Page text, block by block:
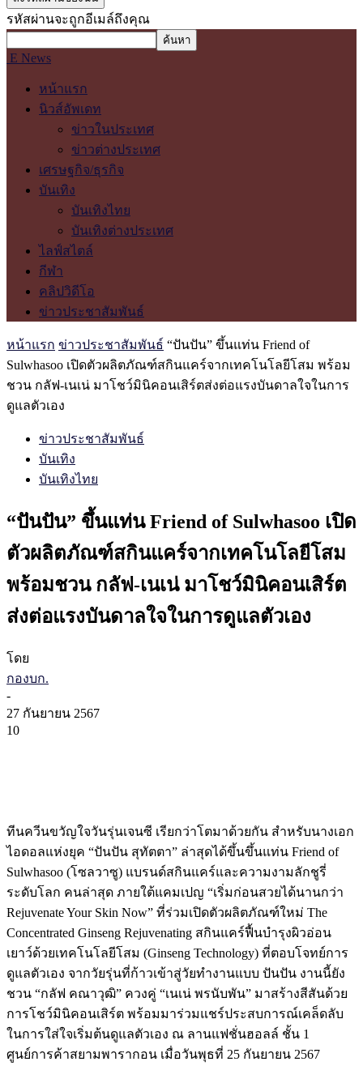
รหัสผ่านจะถูกอีเมล์ถึงคุณ
E News
หน้าแรก
นิวส์อัพเดท
ข่าวในประเทศ
ข่าวต่างประเทศ
เศรษฐกิจ/ธุรกิจ
บันเทิง
บันเทิงไทย
บันเทิงต่างประเทศ
ไลฟ์สไตล์
กีฬา
คลิปวิดีโอ
ข่าวประชาสัมพันธ์
หน้าแรก ข่าวประชาสัมพันธ์ “ปันปัน” ขึ้นแท่น Friend of
Sulwhasoo เปิดตัวผลิตภัณฑ์สกินแคร์จากเทคโนโลยีโสม พร้อม
ชวน กลัฟ-เนเน่ มาโชว์มินิคอนเสิร์ตส่งต่อแรงบันดาลใจในการ
ดูแลตัวเอง
ข่าวประชาสัมพันธ์
บันเทิง
บันเทิงไทย
“ปันปัน” ขึ้นแท่น Friend of Sulwhasoo เปิด
ตัวผลิตภัณฑ์สกินแคร์จากเทคโนโลยีโสม
พร้อมชวน กลัฟ-เนเน่ มาโชว์มินิคอนเสิร์ต
ส่งต่อแรงบันดาลใจในการดูแลตัวเอง
โดย
กองบก.
-
27 กันยายน 2567
10
ทีนควีนขวัญใจวันรุ่นเจนซี เรียกว่าโตมาด้วยกัน สำหรับนางเอก
ไอดอลแห่งยุค “ปันปัน สุทัตตา” ล่าสุดได้ขึ้นขึ้นแท่น Friend of
Sulwhasoo (โซลวาซู) แบรนด์สกินแคร์และความงามลักชูรี่
ระดับโลก คนล่าสุด ภายใต้แคมเปญ “เริ่มก่อนสวยได้นานกว่า
Rejuvenate Your Skin Now” ที่ร่วมเปิดตัวผลิตภัณฑ์ใหม่ The
Concentrated Ginseng Rejuvenating สกินแคร์ฟื้นบำรุงผิวอ่อน
เยาว์ด้วยเทคโนโลยีโสม (Ginseng Technology) ที่ตอบโจทย์การ
ดูแลตัวเอง จากวัยรุ่นที่ก้าวเข้าสู่วัยทำงานแบบ ปันปัน งานนี้ยัง
ชวน “กลัฟ คณาวุฒิ” ควงคู่ “เนเน่ พรนับพัน” มาสร้างสีสันด้วย
การโชว์มินิคอนเสิร์ต พร้อมมาร่วมแชร์ประสบการณ์เคล็ดลับ
ในการใส่ใจเริ่มต้นดูแลตัวเอง ณ ลานแฟชั่นฮอลล์ ชั้น 1
ศูนย์การค้าสยามพารากอน เมื่อวันพุธที่ 25 กันยายน 2567